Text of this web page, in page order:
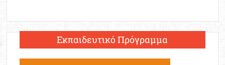
Εκπαιδευτικό Πρόγραμμα